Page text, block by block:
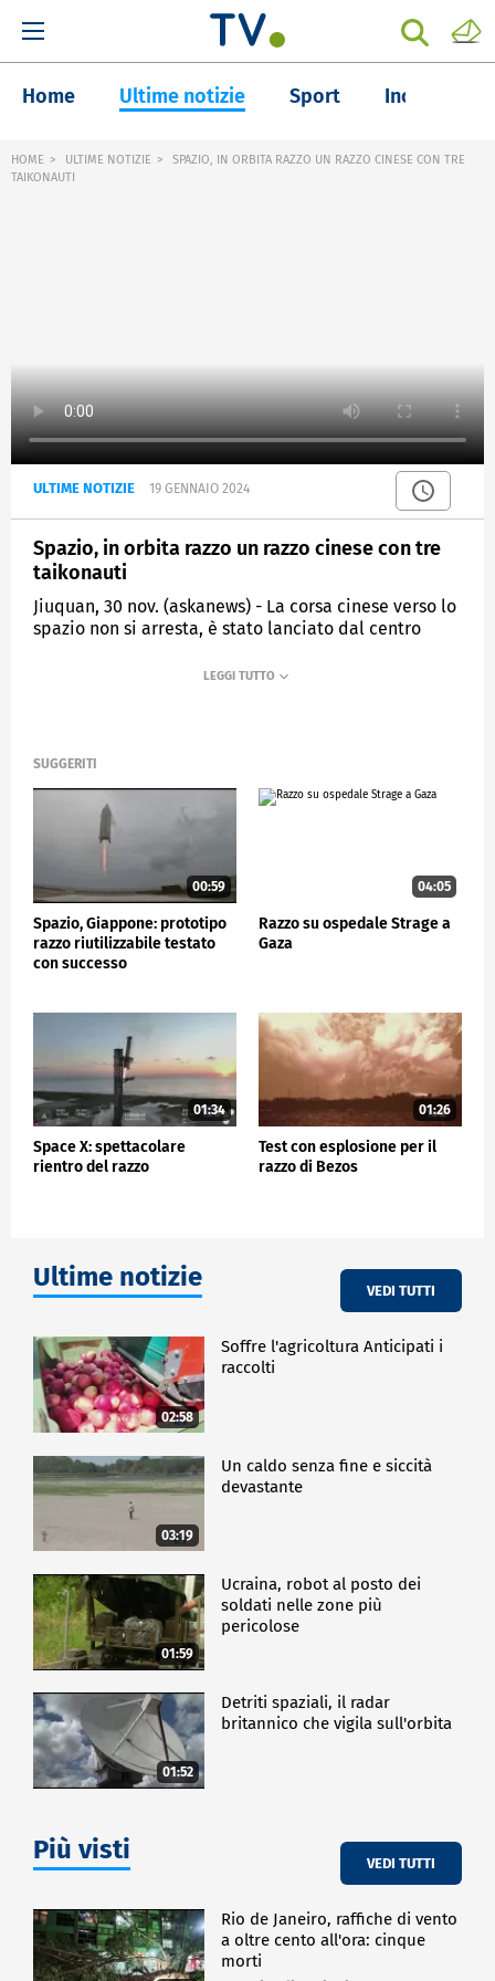
Home Ultime notizie Sport Inchieste
HOME ULTIME NOTIZIE
SPAZIO, IN ORBITA RAZZO UN RAZZO CINESE CON TRE
TAIKONAUTI
ULTIME NOTIZIE 19 GENNAIO 2024
Spazio, in orbita razzo un razzo cinese con tre
taikonauti
Jiuquan, 30 nov. (askanews) - La corsa cinese verso lo
spazio non si arresta, è stato lanciato dal centro
15 che trasporta tre taikonauti per terminare la
della missione spaziale Shenzhou-6 del 2005 e altri
due giovani astronauti da Deng Qingming e Zhang Lu
al loro primo volo spaziale.
La missione di sei mesi è finalizzara a concludere la
fase di costruzione della stazione spaziale cinese
iniziata col lancio del suo primo modulo nel 1998.
SUGGERITI
00:59
Spazio, Giappone: prototipo
razzo riutilizzabile testato
con successo
04:05
Razzo su ospedale Strage a
Gaza
01:34
Space X: spettacolare
rientro del razzo
01:26
Test con esplosione per il
razzo di Bezos
Ultime notizie VEDI TUTTI
02:58
Soffre l'agricoltura Anticipati i
raccolti
03:19
Un caldo senza fine e siccità
devastante
01:59
Ucraina, robot al posto dei
soldati nelle zone più
pericolose
01:52
Detriti spaziali, il radar
britannico che vigila sull'orbita
Più visti VEDI TUTTI
Rio de Janeiro, raffiche di vento
a oltre cento all'ora: cinque
morti